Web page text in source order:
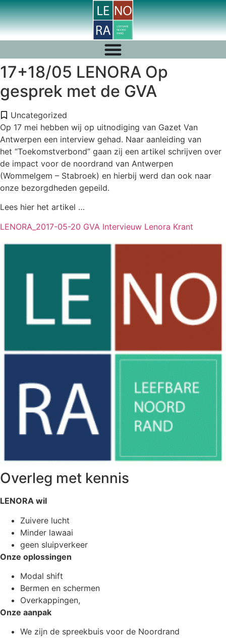
17+18/05 LENORA Op
gesprek met de GVA
Uncategorized
Op 17 mei hebben wij op uitnodiging van Gazet Van
Antwerpen een interview gehad. Naar aanleiding van
het “Toekomstverbond” gaan zij een artikel schrijven over
de impact voor de noordrand van Antwerpen
(Wommelgem – Stabroek) en hierbij werd dan ook naar
onze bezorgdheden gepeild.
Lees hier het artikel …
LENORA_2017-05-20 GVA Intervieuw Lenora Krant
Overleg met kennis
LENORA wil
Zuivere lucht
Minder lawaai
geen sluipverkeer
Onze oplossingen
Modal shift
Bermen en schermen
Overkappingen,
Onze aanpak
We zijn de spreekbuis voor de Noordrand